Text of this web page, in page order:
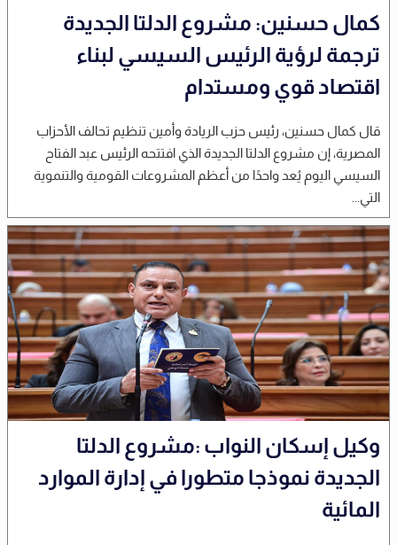
كمال حسنين: مشروع الدلتا الجديدة
ترجمة لرؤية الرئيس السيسي لبناء
اقتصاد قوي ومستدام
قال كمال حسنين، رئيس حزب الريادة وأمين تنظيم تحالف الأحزاب
المصرية، إن مشروع الدلتا الجديدة الذي افتتحه الرئيس عبد الفتاح
السيسي اليوم يُعد واحدًا من أعظم المشروعات القومية والتنموية
التي...
وكيل إسكان النواب :مشروع الدلتا
الجديدة نموذجا متطورا في إدارة الموارد
المائية